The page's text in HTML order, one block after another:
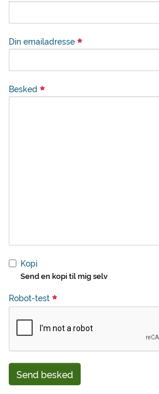
Din emailadresse
Besked
Kopi
Send en kopi til mig selv
Robot-test
Send besked